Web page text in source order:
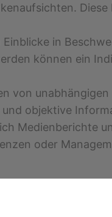
in
können ein
von
objektive
Medienberichte
oder